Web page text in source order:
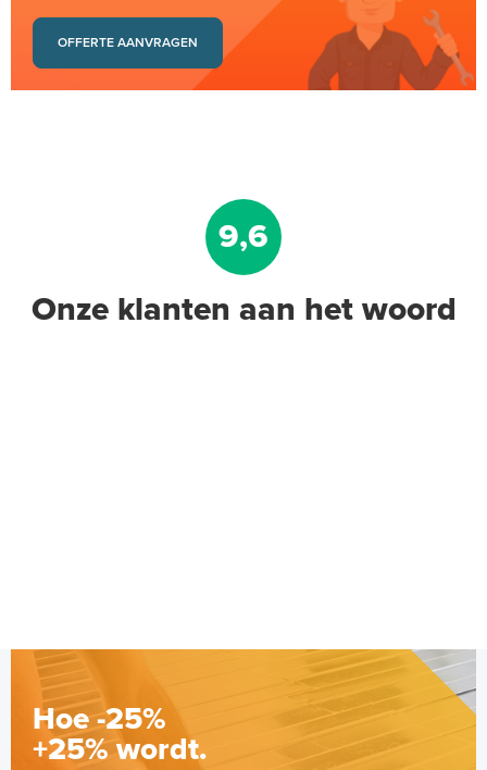
OFFERTE AANVRAGEN
9,6
Onze klanten aan het woord
Hoe -25%
+25% wordt.